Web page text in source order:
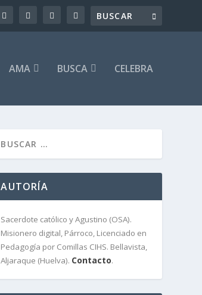
AMA BUSCA CELEBRA
AUTORÍA
Sacerdote católico y Agustino (OSA).
Misionero digital, Párroco, Licenciado en
Pedagogía por Comillas CIHS. Bellavista,
Aljaraque (Huelva). Contacto.